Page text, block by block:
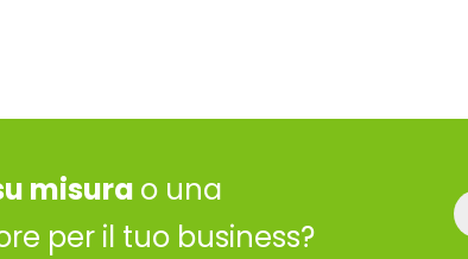
misura o una
per il tuo business?